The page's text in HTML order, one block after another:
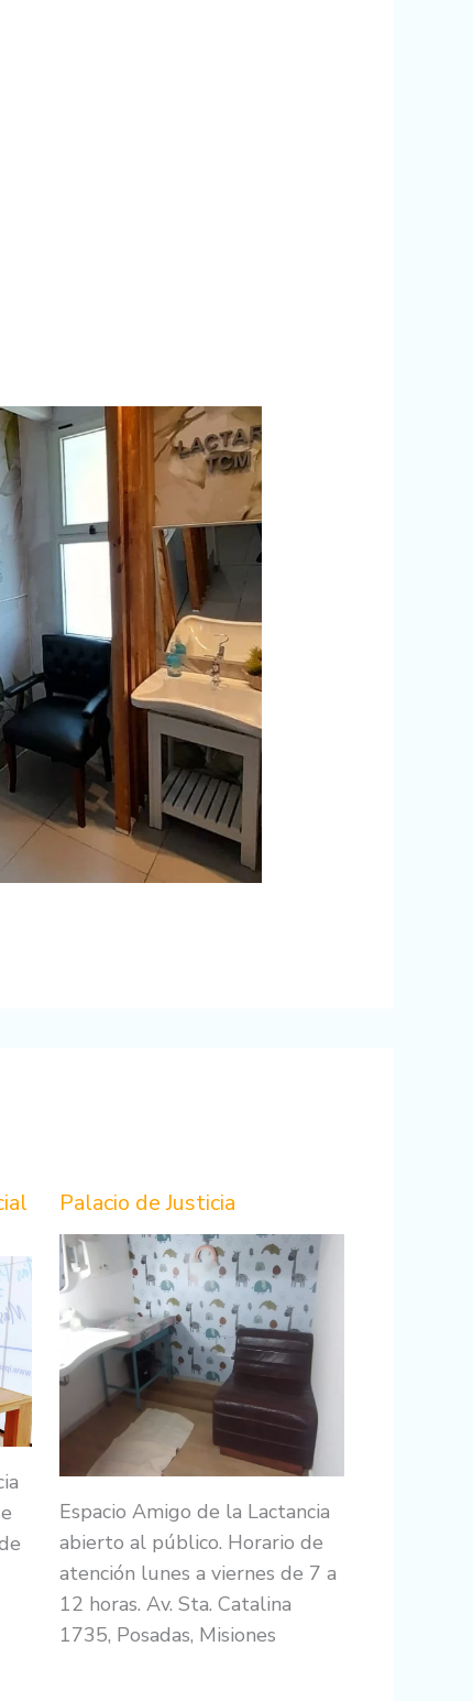
Palacio de Justicia
Espacio Amigo de la Lactancia
abierto al público. Horario de
atención lunes a viernes de 7 a
12 horas. Av. Sta. Catalina
1735, Posadas, Misiones